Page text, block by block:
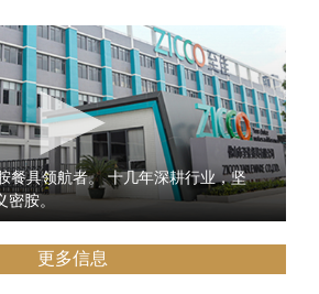
餐具领航者。 十几年深耕行业，坚
密胺。
更多信息